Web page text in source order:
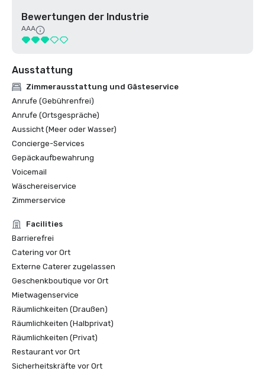
Bewertungen der Industrie
AAA
Ausstattung
Zimmerausstattung und Gästeservice
Anrufe (Gebührenfrei)
Anrufe (Ortsgespräche)
Aussicht (Meer oder Wasser)
Concierge-Services
Gepäckaufbewahrung
Voicemail
Wäschereiservice
Zimmerservice
Facilities
Barrierefrei
Catering vor Ort
Externe Caterer zugelassen
Geschenkboutique vor Ort
Mietwagenservice
Räumlichkeiten (Draußen)
Räumlichkeiten (Halbprivat)
Räumlichkeiten (Privat)
Restaurant vor Ort
Sicherheitskräfte vor Ort